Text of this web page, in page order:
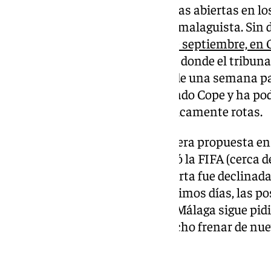
A pesar de lo deportivo, las causas abiertas en
siguen centrando la actualidad malaguista. Sin
. El pasado 25 de septiembre,
donde el
un acuerdo económico. A falta de una semana
negociaciones, según ha avanzado Cope y ha
las conversaciones están prácticamente rotas.
El club portugués inició la primera propuesta
cifra alejada de lo que dictaminó la FIFA (cerca
diarios como interés). Dicha oferta fue
una cuantía superior. En los últimos días, las
siete millones de euros, pero el Málaga sigue
venta del extremo, lo que ha hecho frenar de